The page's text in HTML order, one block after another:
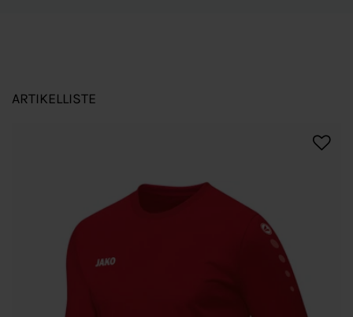
ARTIKELLISTE